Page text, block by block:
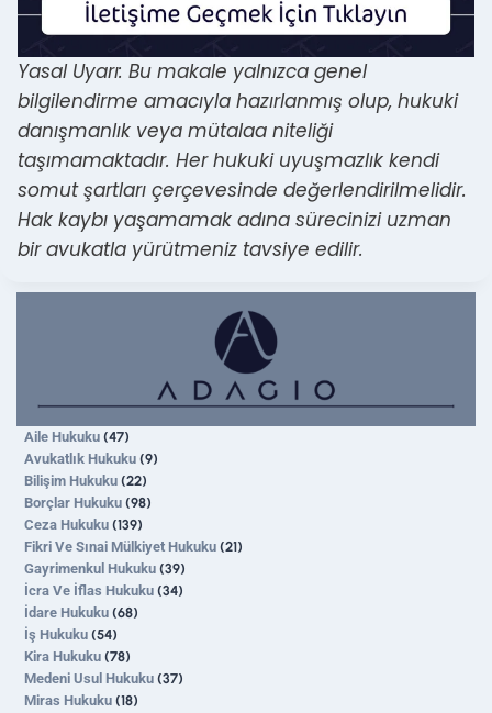
Yasal Uyarı: Bu makale yalnızca genel
bilgilendirme amacıyla hazırlanmış olup, hukuki
danışmanlık veya mütalaa niteliği
taşımamaktadır. Her hukuki uyuşmazlık kendi
somut şartları çerçevesinde değerlendirilmelidir.
Hak kaybı yaşamamak adına sürecinizi uzman
bir avukatla yürütmeniz tavsiye edilir.
Aile Hukuku (47)
Avukatlık Hukuku (9)
Bilişim Hukuku (22)
Borçlar Hukuku (98)
Ceza Hukuku (139)
Fikri Ve Sınai Mülkiyet Hukuku (21)
Gayrimenkul Hukuku (39)
İcra Ve İflas Hukuku (34)
İdare Hukuku (68)
İş Hukuku (54)
Kira Hukuku (78)
Medeni Usul Hukuku (37)
Miras Hukuku (18)